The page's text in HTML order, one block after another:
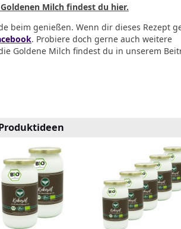
Milch findest du hier.
beim genießen. Wenn dir dieses Rezept
. Probiere doch gerne auch weitere
Goldene Milch findest du in unserem